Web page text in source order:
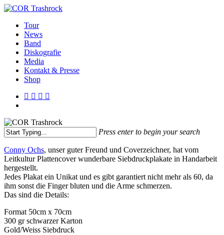
Skip
main
content
search
Menu
Tour
News
Band
Diskografie
Media
Kontakt & Presse
Shop
facebook
youtube
instagram
spotify
bandcamp
Press enter to begin your search
Search
Conny Ochs, unser guter Freund und Coverzeichner, hat vom
Leitkultur Plattencover wunderbare Siebdruckplakate in Handarbeit
hergestellt.
Jedes Plakat ein Unikat und es gibt garantiert nicht mehr als 60, da
ihm sonst die Finger bluten und die Arme schmerzen.
Das sind die Details:
Format 50cm x 70cm
300 gr schwarzer Karton
Gold/Weiss Siebdruck